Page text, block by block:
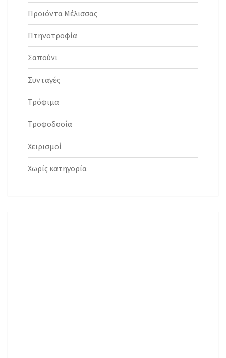
Προιόντα Μέλισσας
Πτηνοτροφία
Σαπούνι
Συνταγές
Τρόφιμα
Τροφοδοσία
Χειρισμοί
Χωρίς κατηγορία